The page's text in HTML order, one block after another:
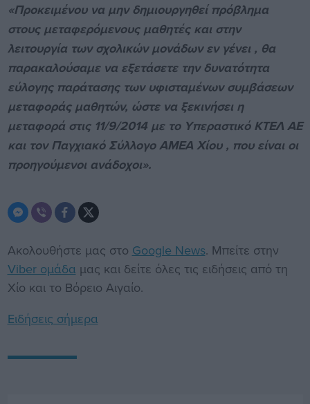
«Προκειμένου να μην δημιουργηθεί πρόβλημα
στους μεταφερόμενους μαθητές και στην
λειτουργία των σχολικών μονάδων εν γένει , θα
παρακαλούσαμε να εξετάσετε την δυνατότητα
εύλογης παράτασης των υφισταμένων συμβάσεων
μεταφοράς μαθητών, ώστε να ξεκινήσει η
μεταφορά στις 11/9/2014 με το Υπεραστικό ΚΤΕΛ ΑΕ
και τον Παγχιακό Σύλλογο ΑΜΕΑ Χίου , που είναι οι
προηγούμενοι ανάδοχοι».
Ακολουθήστε μας στο Google News. Μπείτε στην
Viber ομάδα μας και δείτε όλες τις ειδήσεις από τη
Χίο και το Βόρειο Αιγαίο.
Ειδήσεις σήμερα